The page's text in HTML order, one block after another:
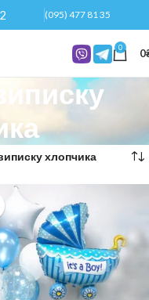
(095) 477 81 35
0 0
хлопчика